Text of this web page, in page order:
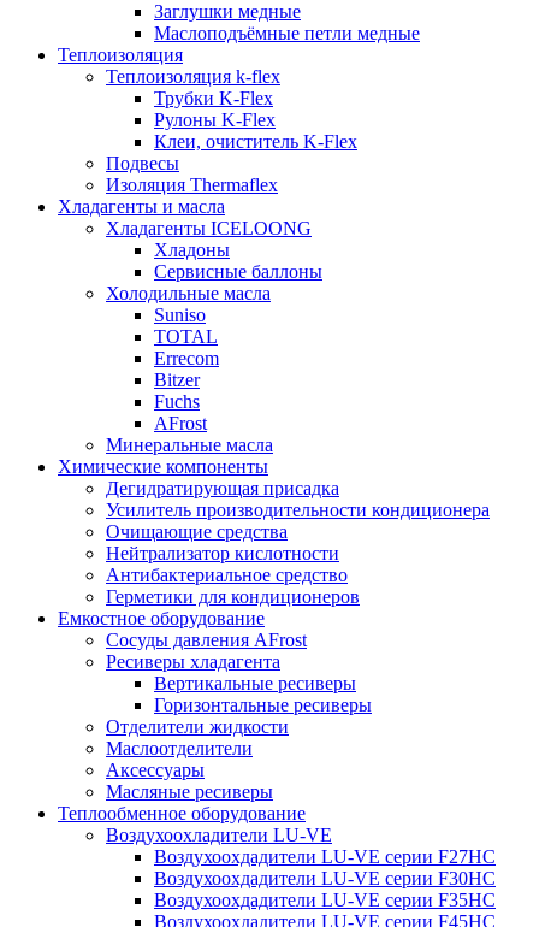
Заглушки медные
Маслоподъёмные петли медные
Теплоизоляция
Теплоизоляция k-flex
Трубки K-Flex
Рулоны K-Flex
Клеи, очиститель K-Flex
Подвесы
Изоляция Thermaflex
Хладагенты и масла
Хладагенты ICELOONG
Хладоны
Сервисные баллоны
Холодильные масла
Suniso
TOTAL
Errecom
Bitzer
Fuchs
AFrost
Минеральные масла
Химические компоненты
Дегидратирующая присадка
Усилитель производительности кондиционера
Очищающие средства
Нейтрализатор кислотности
Антибактериальное средство
Герметики для кондиционеров
Емкостное оборудование
Сосуды давления AFrost
Ресиверы хладагента
Вертикальные ресиверы
Горизонтальные ресиверы
Отделители жидкости
Маслоотделители
Аксессуары
Масляные ресиверы
Теплообменное оборудование
Воздухоохладители LU-VE
Воздухоохдадители LU-VE серии F27HC
Воздухоохдадители LU-VE серии F30HC
Воздухоохдадители LU-VE серии F35HC
Воздухоохдадители LU-VE серии F45HC